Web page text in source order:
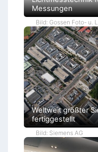
Messungen
Bild: Gossen Foto- u.
Weltweit größter
fertiggestellt
Bild: Siemens AG